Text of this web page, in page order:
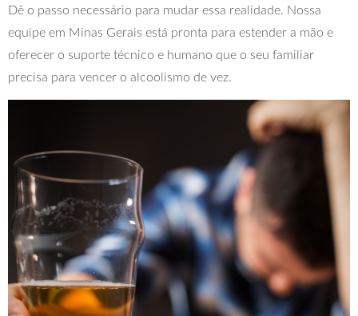
Dê o passo necessário para mudar essa realidade. Nossa
equipe em Minas Gerais está pronta para estender a mão e
oferecer o suporte técnico e humano que o seu familiar
precisa para vencer o alcoolismo de vez.